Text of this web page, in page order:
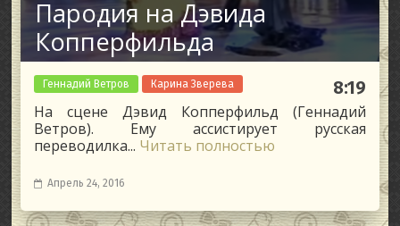
Пародия на Дэвида
Копперфильда
Геннадий Ветров Карина Зверева 8:19
На сцене Дэвид Копперфильд (Геннадий
Ветров). Ему ассистирует русская
переводилка... Читать полностью
Апрель 24, 2016